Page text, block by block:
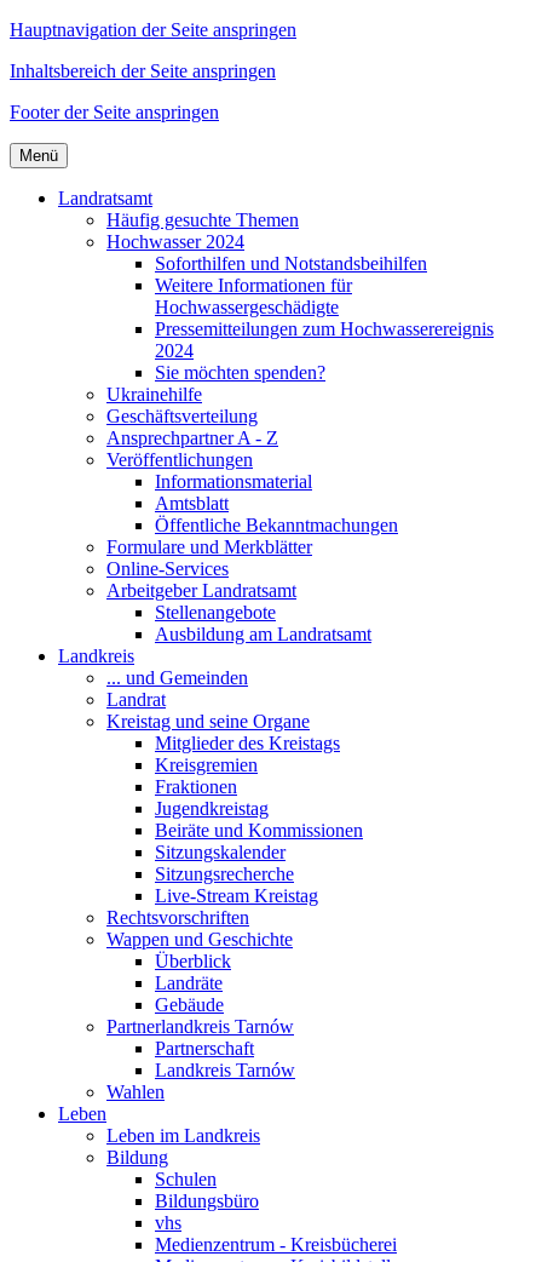
Hauptnavigation der Seite anspringen
Inhaltsbereich der Seite anspringen
Footer der Seite anspringen
Menü
Landratsamt
Häufig gesuchte Themen
Hochwasser 2024
Soforthilfen und Notstandsbeihilfen
Weitere Informationen für
Hochwassergeschädigte
Pressemitteilungen zum Hochwasserereignis
2024
Sie möchten spenden?
Ukrainehilfe
Geschäftsverteilung
Ansprechpartner A - Z
Veröffentlichungen
Informationsmaterial
Amtsblatt
Öffentliche Bekanntmachungen
Formulare und Merkblätter
Online-Services
Arbeitgeber Landratsamt
Stellenangebote
Ausbildung am Landratsamt
Landkreis
... und Gemeinden
Landrat
Kreistag und seine Organe
Mitglieder des Kreistags
Kreisgremien
Fraktionen
Jugendkreistag
Beiräte und Kommissionen
Sitzungskalender
Sitzungsrecherche
Live-Stream Kreistag
Rechtsvorschriften
Wappen und Geschichte
Überblick
Landräte
Gebäude
Partnerlandkreis Tarnów
Partnerschaft
Landkreis Tarnów
Wahlen
Leben
Leben im Landkreis
Bildung
Schulen
Bildungsbüro
vhs
Medienzentrum - Kreisbücherei